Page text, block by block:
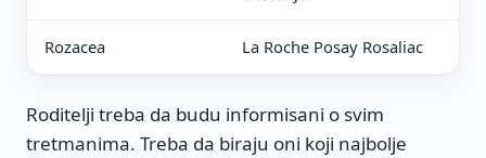
Rozacea La Roche Posay Rosaliac
Roditelji treba da budu informisani o svim
tretmanima. Treba da biraju oni koji najbolje